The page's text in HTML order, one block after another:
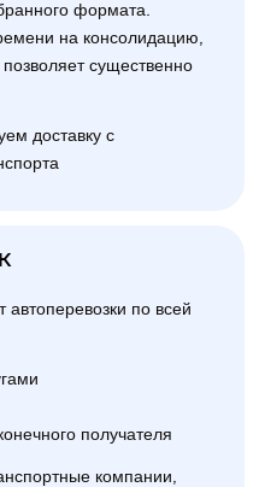
формата.
на консолидацию,
существенно
доставку с
по всей
получателя
компании,